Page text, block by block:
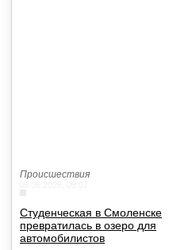
Происшествия
Студенческая в Смоленске
превратилась в озеро для
автомобилистов